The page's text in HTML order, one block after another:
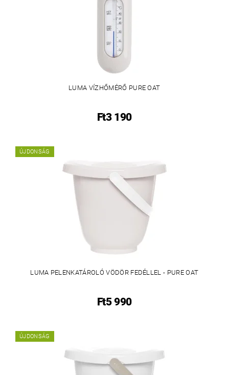
LUMA VÍZHŐMÉRŐ PURE OAT
Ft3 190
ÚJDONSÁG
LUMA PELENKATÁROLÓ VÖDÖR FEDÉLLEL - PURE OAT
Ft5 990
ÚJDONSÁG